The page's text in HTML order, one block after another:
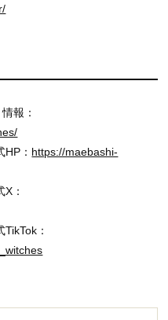
報：
： https://maebashi-
：
：